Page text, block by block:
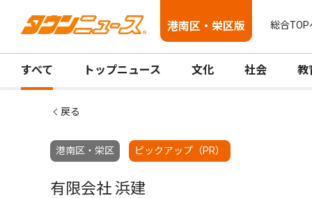
港南区・栄区版 総合TOP
すべて トップニュース 文化 社会 教
戻る
港南区・栄区 ピックアップ（PR）
有限会社 浜建